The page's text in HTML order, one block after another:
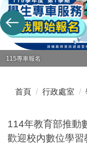
首頁 行政處室
114年教育部推動
歡迎校內數位學習